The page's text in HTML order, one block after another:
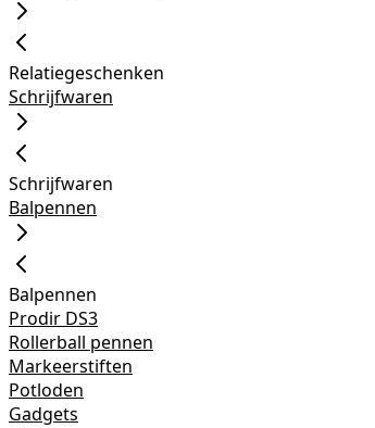
Relatiegeschenken
Schrijfwaren
Schrijfwaren
Balpennen
Balpennen
Prodir DS3
Rollerball pennen
Markeerstiften
Potloden
Gadgets